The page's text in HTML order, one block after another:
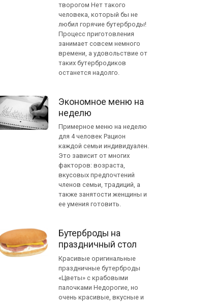
творогом Нет такого
человека, который бы не
любил горячие бутерброды!
Процесс приготовления
занимает совсем немного
времени, а удовольствие от
таких бутербродиков
останется надолго.
Экономное меню на
неделю
Примерное меню на неделю
для 4 человек Рацион
каждой семьи индивидуален.
Это зависит от многих
факторов: возраста,
вкусовых предпочтений
членов семьи, традиций, а
также занятости женщины и
ее умения готовить.
Бутерброды на
праздничный стол
Красивые оригинальные
праздничные бутерброды
«Цветы» с крабовыми
палочками Недорогие, но
очень красивые, вкусные и